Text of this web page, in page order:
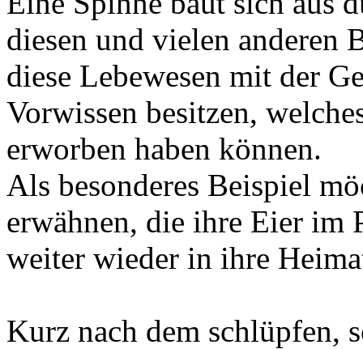
diesen und vielen anderen
diese Lebewesen mit der
Vorwissen besitzen,
erworben haben können.
Als besonderes Beispiel
erwähnen, die ihre Eier im
weiter wieder in ihre
Kurz nach dem schlüpfen,